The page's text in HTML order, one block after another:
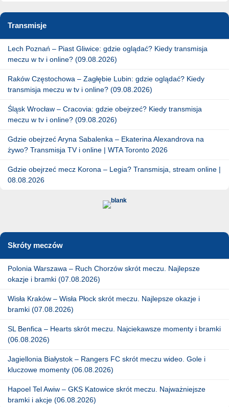
Transmisje
Lech Poznań – Piast Gliwice: gdzie oglądać? Kiedy transmisja
meczu w tv i online? (09.08.2026)
Raków Częstochowa – Zagłębie Lubin: gdzie oglądać? Kiedy
transmisja meczu w tv i online? (09.08.2026)
Śląsk Wrocław – Cracovia: gdzie obejrzeć? Kiedy transmisja
meczu w tv i online? (09.08.2026)
Gdzie obejrzeć Aryna Sabalenka – Ekaterina Alexandrova na
żywo? Transmisja TV i online | WTA Toronto 2026
Gdzie obejrzeć mecz Korona – Legia? Transmisja, stream online |
08.08.2026
Skróty meczów
Polonia Warszawa – Ruch Chorzów skrót meczu. Najlepsze
okazje i bramki (07.08.2026)
Wisła Kraków – Wisła Płock skrót meczu. Najlepsze okazje i
bramki (07.08.2026)
SL Benfica – Hearts skrót meczu. Najciekawsze momenty i bramki
(06.08.2026)
Jagiellonia Białystok – Rangers FC skrót meczu wideo. Gole i
kluczowe momenty (06.08.2026)
Hapoel Tel Awiw – GKS Katowice skrót meczu. Najważniejsze
bramki i akcje (06.08.2026)